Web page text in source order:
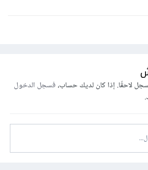
لاحقًا. إذا كان لديك حساب،فسجل الدخول